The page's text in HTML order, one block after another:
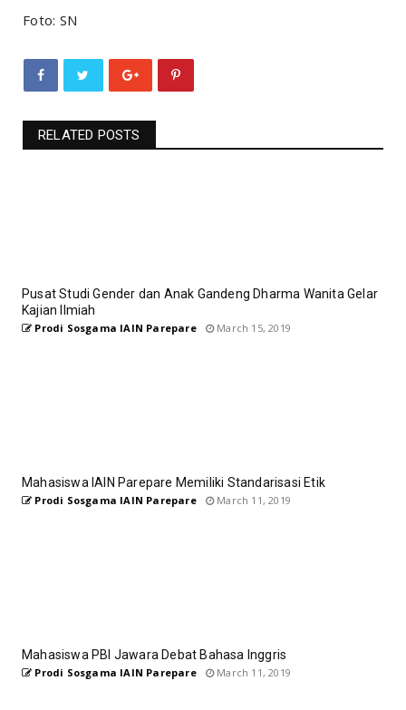
Foto: SN
RELATED POSTS
Pusat Studi Gender dan Anak Gandeng Dharma Wanita Gelar
Kajian Ilmiah
Prodi Sosgama IAIN Parepare March 15, 2019
Mahasiswa IAIN Parepare Memiliki Standarisasi Etik
Prodi Sosgama IAIN Parepare March 11, 2019
Mahasiswa PBI Jawara Debat Bahasa Inggris
Prodi Sosgama IAIN Parepare March 11, 2019